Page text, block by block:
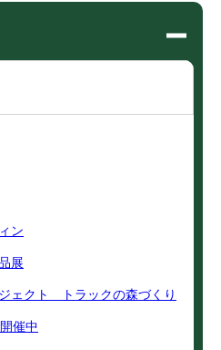
ン
展
ェクト トラックの森づくり
催中